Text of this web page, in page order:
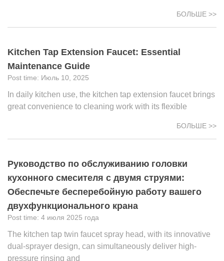
БОЛЬШЕ >>
Kitchen Tap Extension Faucet: Essential
Maintenance Guide
Июль 10, 2025
In daily kitchen use, the kitchen tap extension faucet brings
great convenience to cleaning work with its flexible
БОЛЬШЕ >>
Руководство по обслуживанию головки
кухонного смесителя с двумя струями:
Обеспечьте бесперебойную работу вашего
двухфункционального крана
4 июля 2025 года
The kitchen tap twin faucet spray head, with its innovative
dual-sprayer design, can simultaneously deliver high-
pressure rinsing and